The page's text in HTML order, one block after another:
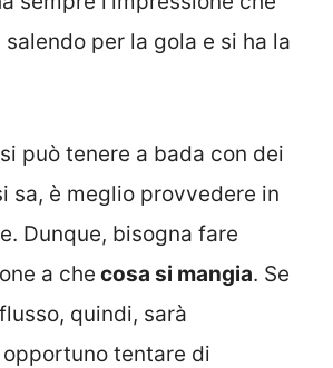
per la gola e si ha la
può tenere a bada con dei
sa, è meglio provvedere in
Dunque, bisogna fare
a che cosa si mangia. Se
quindi, sarà
tentare di